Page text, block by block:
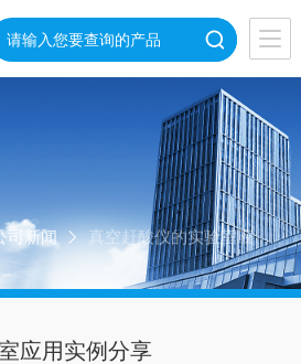
司新闻
真空赶酸仪的实验室应
应用实例分享